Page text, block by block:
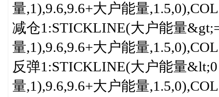
量,1),9.6,9.6+大户能量
减仓1:STICKLINE(大户能量
量,1),9.6,9.6+大户能量
反弹1:STICKLINE(大户能量
量,1),9.6,9.6+大户能量